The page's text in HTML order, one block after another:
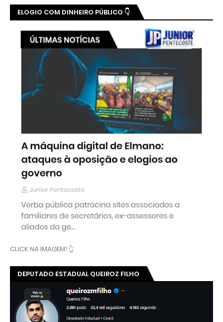
ELOGIO COM DINHEIRO PÚBLICO 👇
CLICK NA IMAGEM! 👆
DEPUTADO ESTADUAL QUEIROZ FILHO